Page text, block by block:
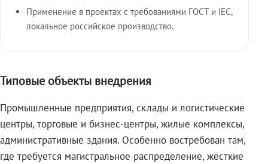
Применение в проектах с требованиями ГОСТ и IEC,
локальное российское производство.
Типовые объекты внедрения
Промышленные предприятия, склады и логистические
центры, торговые и бизнес-центры, жилые комплексы,
административные здания. Особенно востребован там,
где требуется магистральное распределение, жёсткие